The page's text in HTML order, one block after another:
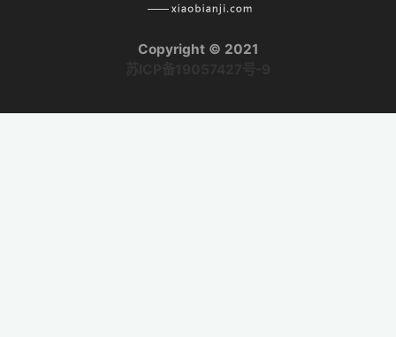
Copyright © 2021